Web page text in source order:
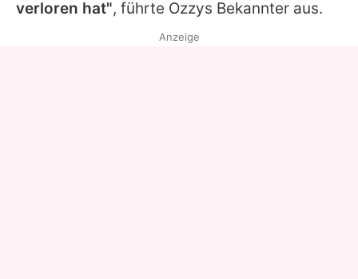
verloren hat", führte Ozzys Bekannter aus.
Anzeige